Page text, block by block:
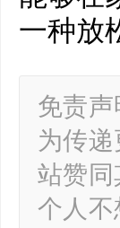
一种放
免责
为传
站赞
个人